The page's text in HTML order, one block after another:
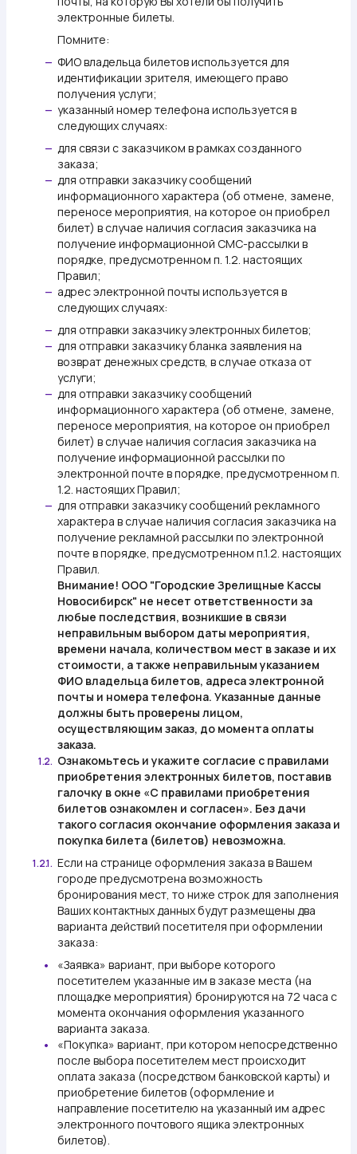
электронные билеты.
Помните:
— ФИО владельца билетов используется для
идентификации зрителя, имеющего право
получения услуги;
— указанный номер телефона используется в
следующих случаях:
— для связи с заказчиком в рамках созданного
заказа;
— для отправки заказчику сообщений
информационного характера (об отмене, замене,
переносе мероприятия, на которое он приобрел
билет) в случае наличия согласия заказчика на
получение информационной СМС-рассылки в
порядке, предусмотренном п. 1.2. настоящих
Правил;
— адрес электронной почты используется в
следующих случаях:
— для отправки заказчику электронных билетов;
— для отправки заказчику бланка заявления на
возврат денежных средств, в случае отказа от
услуги;
— для отправки заказчику сообщений
информационного характера (об отмене, замене,
переносе мероприятия, на которое он приобрел
билет) в случае наличия согласия заказчика на
получение информационной рассылки по
электронной почте в порядке, предусмотренном п.
1.2. настоящих Правил;
— для отправки заказчику сообщений рекламного
характера в случае наличия согласия заказчика на
получение рекламной рассылки по электронной
почте в порядке, предусмотренном п.1.2. настоящих
Правил.
Внимание! ООО "Городские Зрелищные Кассы
Новосибирск" не несет ответственности за
любые последствия, возникшие в связи
неправильным выбором даты мероприятия,
времени начала, количеством мест в заказе и их
стоимости, а также неправильным указанием
ФИО владельца билетов, адреса электронной
почты и номера телефона. Указанные данные
должны быть проверены лицом,
осуществляющим заказ, до момента оплаты
заказа.
1.2. Ознакомьтесь и укажите согласие с правилами
приобретения электронных билетов, поставив
галочку в окне «С правилами приобретения
билетов ознакомлен и согласен». Без дачи
такого согласия окончание оформления заказа и
покупка билета (билетов) невозможна.
1.2.1. Если на странице оформления заказа в Вашем
городе предусмотрена возможность
бронирования мест, то ниже строк для заполнения
Ваших контактных данных будут размещены два
варианта действий посетителя при оформлении
заказа:
«Заявка» вариант, при выборе которого
посетителем указанные им в заказе места (на
площадке мероприятия) бронируются на 72 часа с
момента окончания оформления указанного
варианта заказа.
«Покупка» вариант, при котором непосредственно
после выбора посетителем мест происходит
оплата заказа (посредством банковской карты) и
приобретение билетов (оформление и
направление посетителю на указанный им адрес
электронного почтового ящика электронных
билетов).